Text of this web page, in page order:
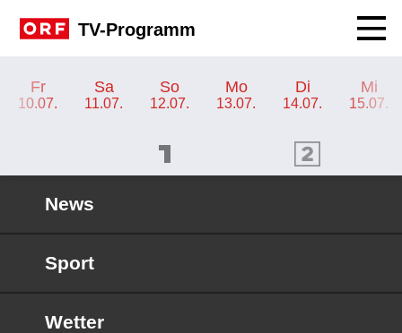
TV-Programm
Fr
10.07.
Sa
11.07.
So
12.07.
Mo
13.07.
Di
14.07.
Mi
15.07.
ORF 2 Programm
News
Sport
Wetter